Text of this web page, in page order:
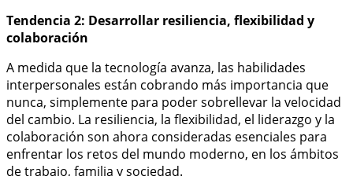
Tendencia 2: Desarrollar resiliencia, flexibilidad y
colaboración
A medida que la tecnología avanza, las habilidades
interpersonales están cobrando más importancia que
nunca, simplemente para poder sobrellevar la velocidad
del cambio. La resiliencia, la flexibilidad, el liderazgo y la
colaboración son ahora consideradas esenciales para
enfrentar los retos del mundo moderno, en los ámbitos
de trabajo, familia y sociedad.